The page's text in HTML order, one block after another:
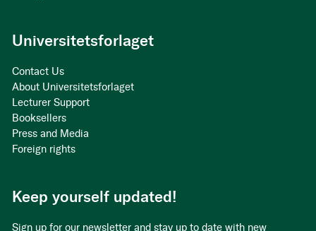
Universitetsforlaget
Contact Us
About Universitetsforlaget
Lecturer Support
Booksellers
Press and Media
Foreign rights
Keep yourself updated!
Sign up for our newsletter and stay up to date with new